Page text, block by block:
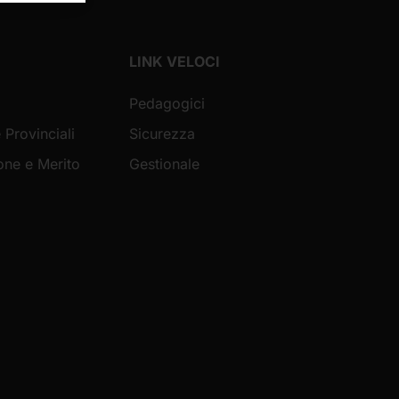
Provinciali
e Merito
LINK VELOCI
Pedagogici
Sicurezza
Gestionale